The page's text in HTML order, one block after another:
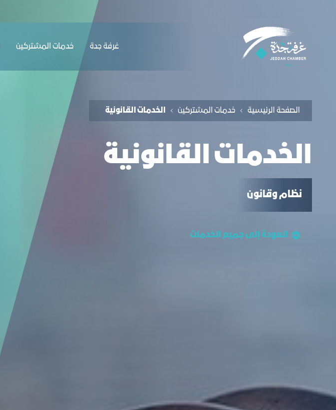
ﻏﺮﻓﺔ ﺟﺪة ﺧﺪﻣﺎت المشتركين
الصفحة الرئيسية خدمات المشتركين الخدمات القانونية
الخدمات القانونية
نظام وقانون
العودة إلى جميع الخدمات